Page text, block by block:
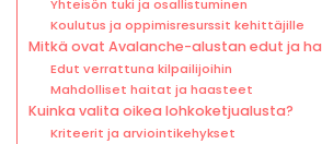
Yhteisön tuki ja osallistuminen
Koulutus ja oppimisresurssit kehittäjille
Mitkä ovat Avalanche-alustan edut ja
Edut verrattuna kilpailijoihin
Mahdolliset haitat ja haasteet
Kuinka valita oikea lohkoketjualusta?
Kriteerit ja arviointikehykset